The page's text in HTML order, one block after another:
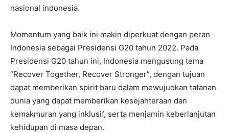
nasional indonesia.
Momentum yang baik ini makin diperkuat dengan peran
Indonesia sebagai Presidensi G20 tahun 2022. Pada
Presidensi G20 tahun ini, Indonesia mengusung tema
“Recover Together, Recover Stronger”, dengan tujuan
dapat memberikan spirit baru dalam mewujudkan tatanan
dunia yang dapat memberikan kesejahteraan dan
kemakmuran yang inklusif, serta menjamin keberlanjutan
kehidupan di masa depan.